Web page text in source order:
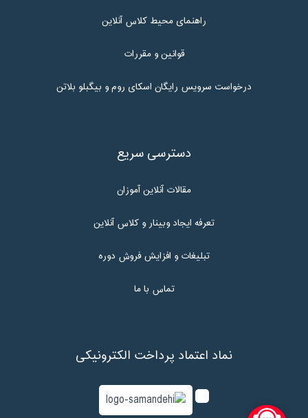
راهنمای محیط کلاس آنلاین
قوانین و مقررات
درخواست سرویس رایگان اسکای روم و بیگبلو بلاتن
دسترسی سریع
مقالات آنلاین آموزان
تعرفه ایجاد وبینار و کلاس آنلاین
تبلیغات و افزایش فروش دوره
تماس با ما
نماد اعتماد پرداخت الکترونیکی